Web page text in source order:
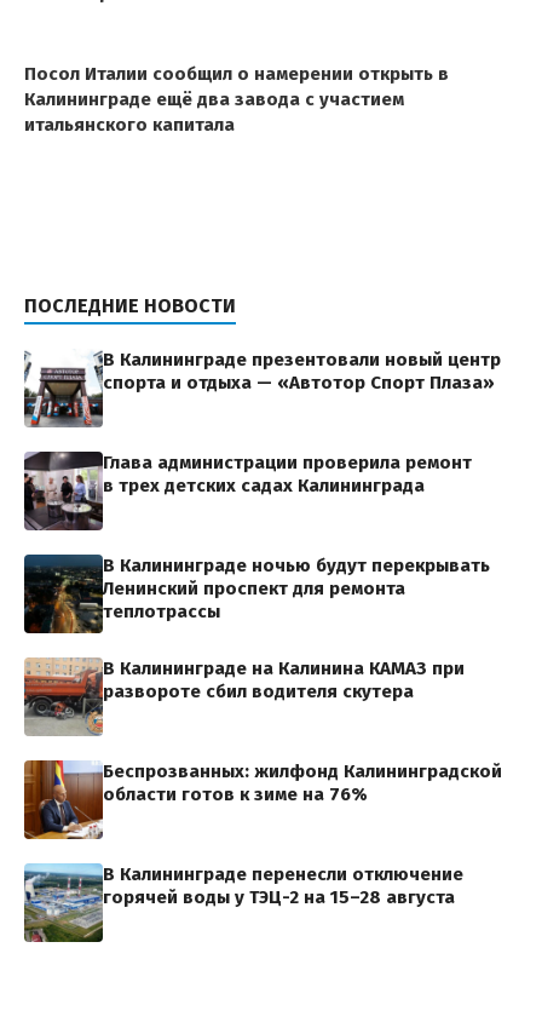
Посол Италии сообщил о намерении открыть в
Калининграде ещё два завода с участием
итальянского капитала
ПОСЛЕДНИЕ НОВОСТИ
В Калининграде презентовали новый центр
спорта и отдыха — «Автотор Спорт Плаза»
Глава администрации проверила ремонт
в трех детских садах Калининграда
В Калининграде ночью будут перекрывать
Ленинский проспект для ремонта
теплотрассы
В Калининграде на Калинина КАМАЗ при
развороте сбил водителя скутера
Беспрозванных: жилфонд Калининградской
области готов к зиме на 76%
В Калининграде перенесли отключение
горячей воды у ТЭЦ-2 на 15–28 августа